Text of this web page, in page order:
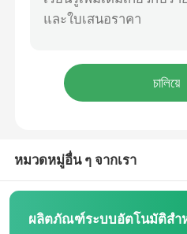
สวิตช์และซ็อตที่ป้องกันระเบิด
เบรกเกอร์มอเตอร์
หมวดหมู่อื่น ๆ จากเรา